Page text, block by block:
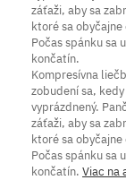
záťaži, aby sa
ktoré sa
Počas spánku sa
končatín.
Kompresívna
zobudení sa,
vyprázdnený.
záťaži, aby sa
ktoré sa
Počas spánku sa
končatín. Viac na